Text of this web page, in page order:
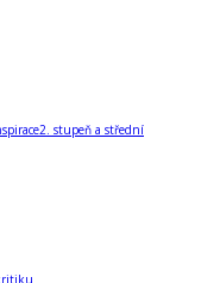
2. stupeň a střední